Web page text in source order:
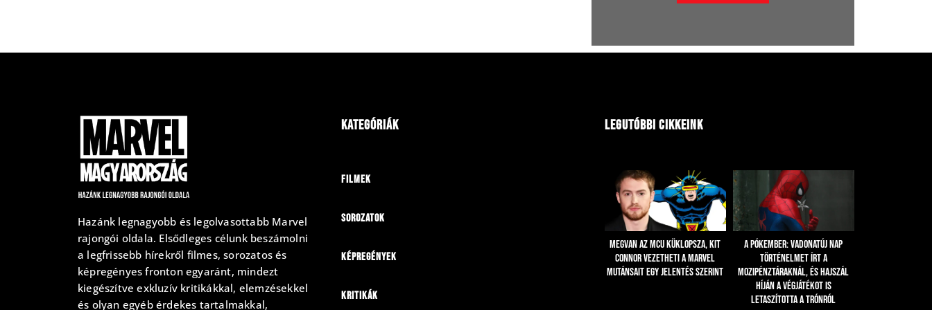
Hazánk legnagyobb és legolvasottabb Marvel
rajongói oldala. Elsődleges célunk beszámolni
a legfrissebb hírekről filmes, sorozatos és
képregényes fronton egyaránt, mindezt
kiegészítve exkluzív kritikákkal, elemzésekkel
és olyan egyéb érdekes tartalmakkal,
Kategóriák
Filmek
Sorozatok
Képregények
Kritikák
Legutóbbi cikkeink
Megvan az MCU Küklopsza, Kit
Connor vezetheti a Marvel
mutánsait egy jelentés szerint
A Pókember: Vadonatúj nap
történelmet írt a
mozipénztáraknál, és hajszál
híján a Végjátékot is
letaszította a trónról